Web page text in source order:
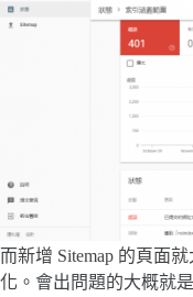
而新增 Sitemap 的頁面
化。會出問題的大概就